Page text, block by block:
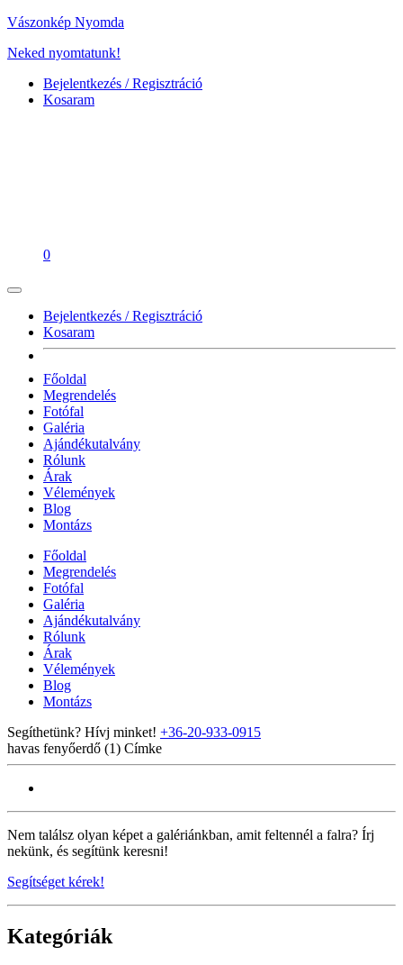
Vászonkép Nyomda
Neked nyomtatunk!
Bejelentkezés / Regisztráció
Kosaram
0
Bejelentkezés / Regisztráció
Kosaram
Főoldal
Megrendelés
Fotófal
Galéria
Ajándékutalvány
Rólunk
Árak
Vélemények
Blog
Montázs
Főoldal
Megrendelés
Fotófal
Galéria
Ajándékutalvány
Rólunk
Árak
Vélemények
Blog
Montázs
Segíthetünk? Hívj minket! +36-20-933-0915
havas fenyőerdő (1) Címke
Nem találsz olyan képet a galériánkban, amit feltennél a falra? Írj
nekünk, és segítünk keresni!
Segítséget kérek!
Kategóriák